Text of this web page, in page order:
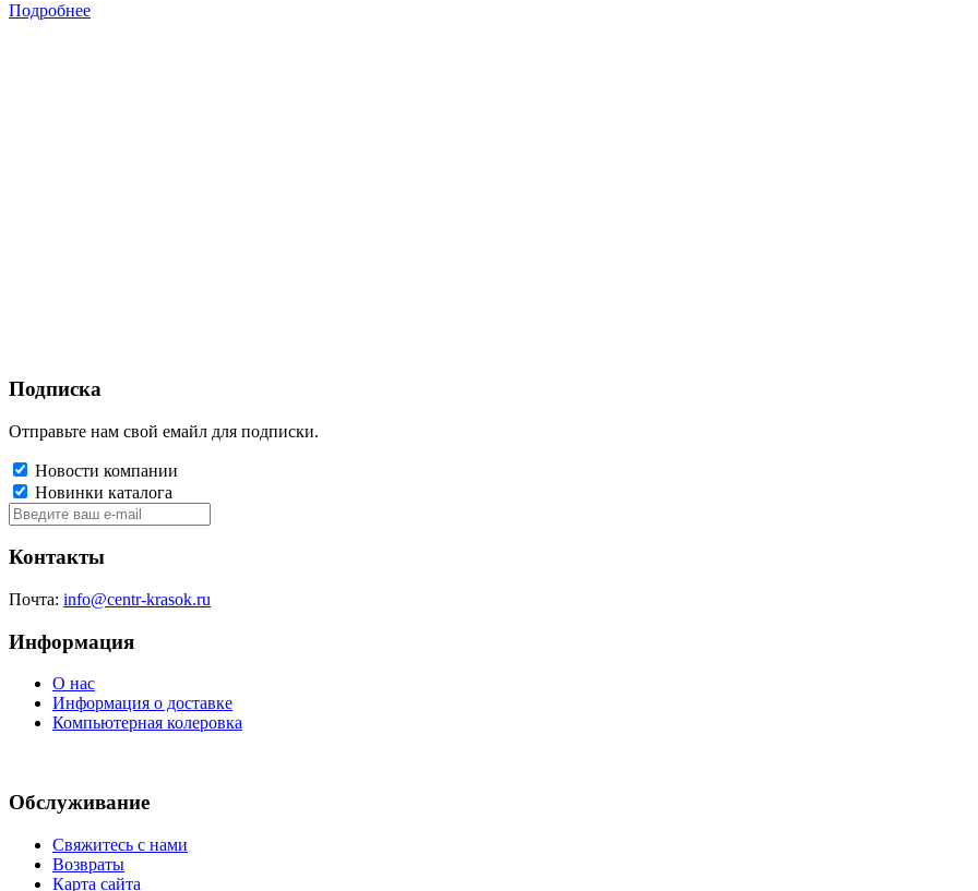
Подробнее
Подписка
Отправьте нам свой емайл для подписки.
Новости компании
Новинки каталога
Контакты
Почта: info@centr-krasok.ru
Информация
О нас
Информация о доставке
Компьютерная колеровка
Обслуживание
Свяжитесь с нами
Возвраты
Карта сайта